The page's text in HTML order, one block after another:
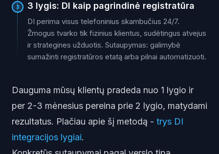
3 3 lygis: DI kaip pagrindinė registratūra
DI perima visus telefoninius skambučius 24/7.
Žmogus tvarko tik fizinius klientus, sudėtingus atvejus
ir strategines užduotis. Sutaupymas: galimybė
sumažinti registratūros etatą arba pilnai automatizuoti.
Dauguma mūsų klientų pradeda nuo 1 lygio ir
per 2-3 mėnesius pereina prie 2 lygio, matydami
rezultatus. Plačiau apie šį metodą - trys DI
integracijos lygiai.